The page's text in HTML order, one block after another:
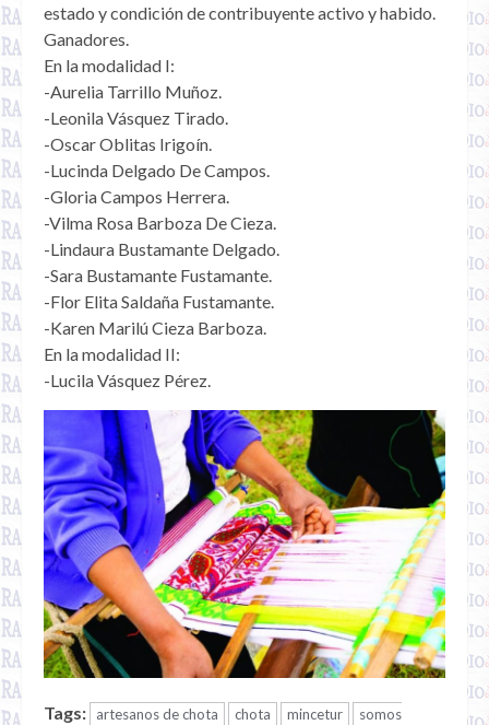
estado y condición de contribuyente activo y habido.
Ganadores.
En la modalidad I:
-Aurelia Tarrillo Muñoz.
-Leonila Vásquez Tirado.
-Oscar Oblitas Irigoín.
-Lucinda Delgado De Campos.
-Gloria Campos Herrera.
-Vilma Rosa Barboza De Cieza.
-Lindaura Bustamante Delgado.
-Sara Bustamante Fustamante.
-Flor Elita Saldaña Fustamante.
-Karen Marilú Cieza Barboza.
En la modalidad II:
-Lucila Vásquez Pérez.
Tags: artesanos de chota chota mincetur
somos